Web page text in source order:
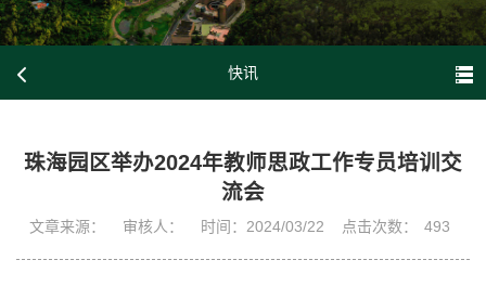
快讯
珠海园区举办2024年教师思政工作专员培训交
流会
文章来源： 审核人： 时间：2024/03/22 点击次数： 493